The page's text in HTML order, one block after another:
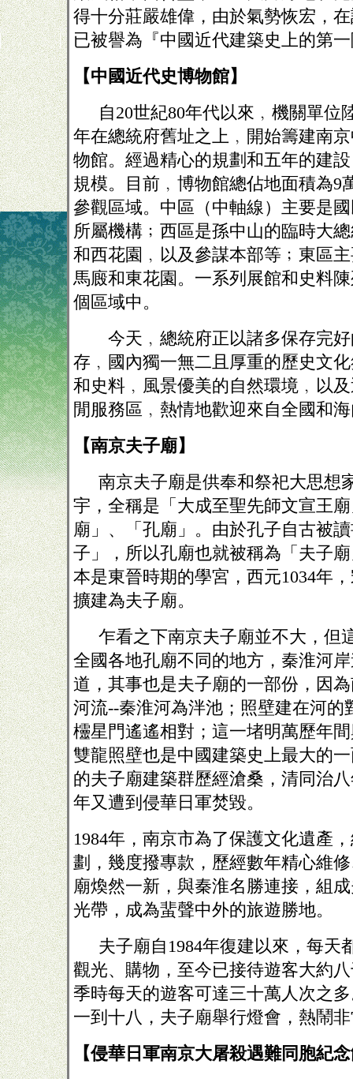
得十分莊嚴雄偉，由於氣勢恢宏，
已被譽為『中國近代建築史上的第
【中國近代史博物館】
自20世紀80年代以來﹐機關單位
年在總統府舊址之上﹐開始籌建南
物館。經過精心的規劃和五年的建
規模。目前﹐博物館總佔地面積為9
參觀區域。中區（中軸線）主要是
所屬機構﹔西區是孫中山的臨時大
和西花園﹐以及參謀本部等﹔東區
馬廄和東花園。一系列展館和史料
個區域中。
今天﹐總統府正以諸多保存完好
存﹐國內獨一無二且厚重的歷史文
和史料﹐風景優美的自然環境﹐以
閒服務區﹐熱情地歡迎來自全國和
【南京夫子廟】
南京夫子廟是供奉和祭祀大思想
宇，全稱是「大成至聖先師文宣王
廟」、「孔廟」。由於孔子自古被
子」，所以孔廟也就被稱為「夫子
本是東晉時期的學宮，西元1034年
擴建為夫子廟。
乍看之下南京夫子廟並不大，但
全國各地孔廟不同的地方，秦淮河
道，其事也是夫子廟的一部份，因
河流--秦淮河為泮池；照壁建在河的
欞星門遙遙相對；這一堵明萬歷年
雙龍照壁也是中國建築史上最大的
的夫子廟建築群歷經滄桑，清同治
年又遭到侵華日軍焚毀。
1984年，南京市為了保護文化遺產
劃，幾度撥專款，歷經數年精心維
廟煥然一新，與秦淮名勝連接，組
光帶，成為蜚聲中外的旅遊勝地。
夫子廟自 1984年復建以來，每天
觀光、購物，至今已接待遊客大約
季時每天的遊客可達三十萬人次之
一到十八，夫子廟舉行燈會，熱鬧
【侵華日軍南京大屠殺遇難同胞紀